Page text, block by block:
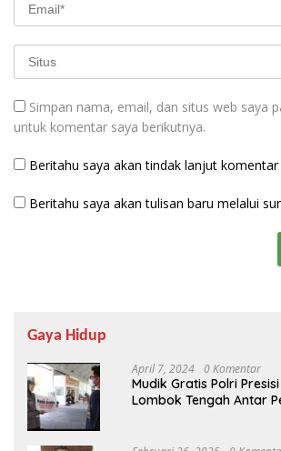
Simpan nama, email, dan situs web saya
untuk komentar saya berikutnya.
Beritahu saya akan tindak lanjut komentar
Beritahu saya akan tulisan baru melalui
Gaya Hidup
April 7, 2024 0 Komentar
Mudik Gratis Polri
Lombok Tengah Antar